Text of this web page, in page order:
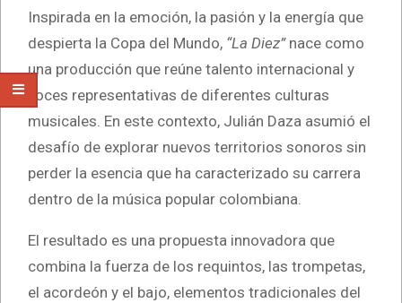
Inspirada en la emoción, la pasión y la energía que
despierta la Copa del Mundo, “La Diez”nace como
una producción que reúne talento internacional y
voces representativas de diferentes culturas
musicales. En este contexto, Julián Daza asumió el
desafío de explorar nuevos territorios sonoros sin
perder la esencia que ha caracterizado su carrera
dentro de la música popular colombiana.
El resultado es una propuesta innovadora que
combina la fuerza de los requintos, las trompetas,
el acordeón y el bajo, elementos tradicionales del